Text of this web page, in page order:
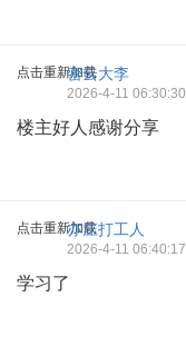
点击重新加载密云大李
2026-4-11 06:30:30
楼主好人感谢分享
点击重新加载亦庄打工人
2026-4-11 06:40:17
学习了